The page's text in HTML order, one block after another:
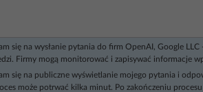
się na wysłanie pytania do firm OpenAI, Google
Firmy mogą monitorować i zapisywać informacje
się na publiczne wyświetlanie mojego pytania i
może potrwać kilka minut. Po zakończeniu